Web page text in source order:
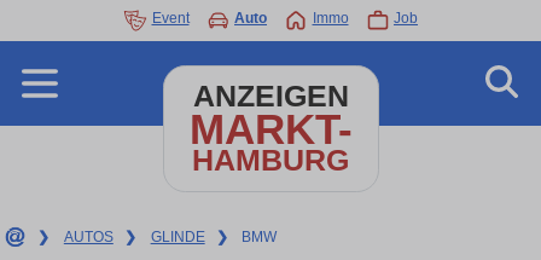
Event Auto Immo Job
ANZEIGEN
MARKT-
HAMBURG
❯ AUTOS ❯ GLINDE ❯ BMW